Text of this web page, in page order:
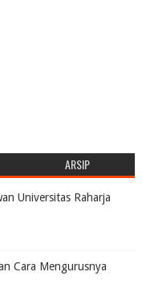
ARSIP
Universitas Raharja
Cara Mengurusnya